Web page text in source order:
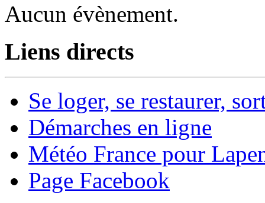
Aucun évènement.
Liens directs
Se loger, se restaurer,
Démarches en ligne
Météo France pour
Page Facebook